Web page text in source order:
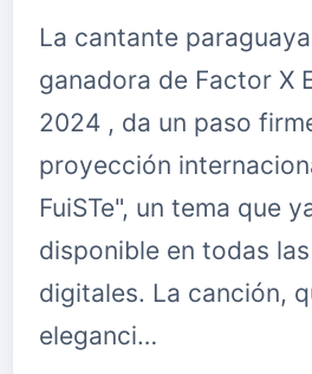
La cantante
ganadora de Factor X
2024 , da un paso
proyección
FuiSTe", un tema que
disponible en todas
digitales. La canción,
eleganci…